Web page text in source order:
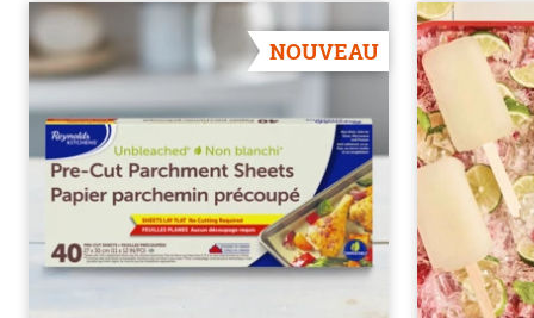
NOUVEAU